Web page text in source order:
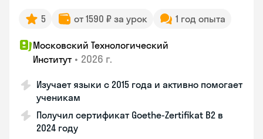
5 от 1590 ₽ за урок 1 год опыта
Московский Технологический
Институт • 2026 г.
Изучает языки с 2015 года и активно помогает
ученикам
Получил сертификат Goethe-Zertifikat B2 в
2024 году